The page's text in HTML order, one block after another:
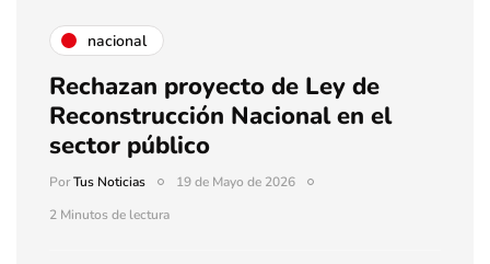
nacional
Rechazan proyecto de Ley de
Reconstrucción Nacional en el
sector público
PorTus Noticias
19 de Mayo de 2026
2 Minutos de lectura